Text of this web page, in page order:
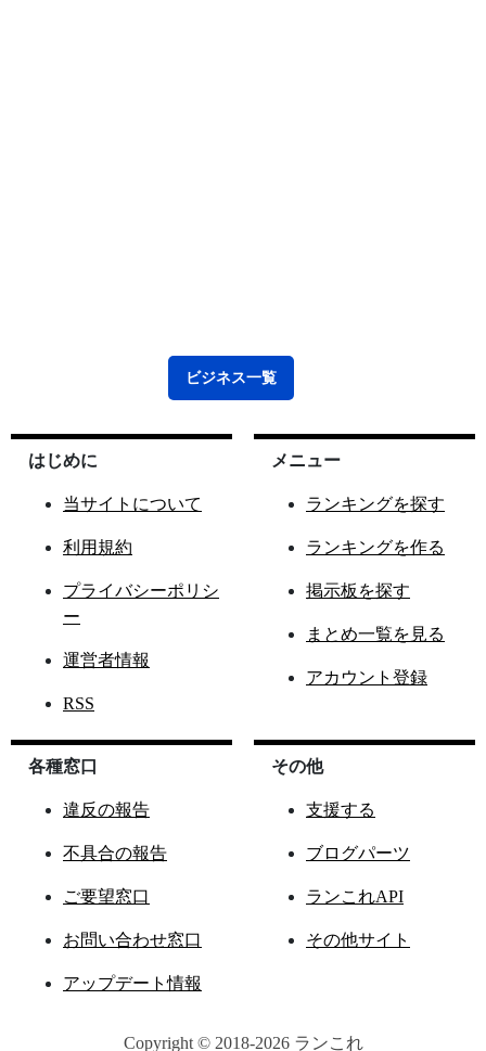
ビジネス一覧
はじめに
当サイトについて
利用規約
プライバシーポリシ
ー
運営者情報
RSS
メニュー
ランキングを探す
ランキングを作る
掲示板を探す
まとめ一覧を見る
アカウント登録
各種窓口
違反の報告
不具合の報告
ご要望窓口
お問い合わせ窓口
アップデート情報
その他
支援する
ブログパーツ
ランこれAPI
その他サイト
Copyright © 2018-2026 ランこれ